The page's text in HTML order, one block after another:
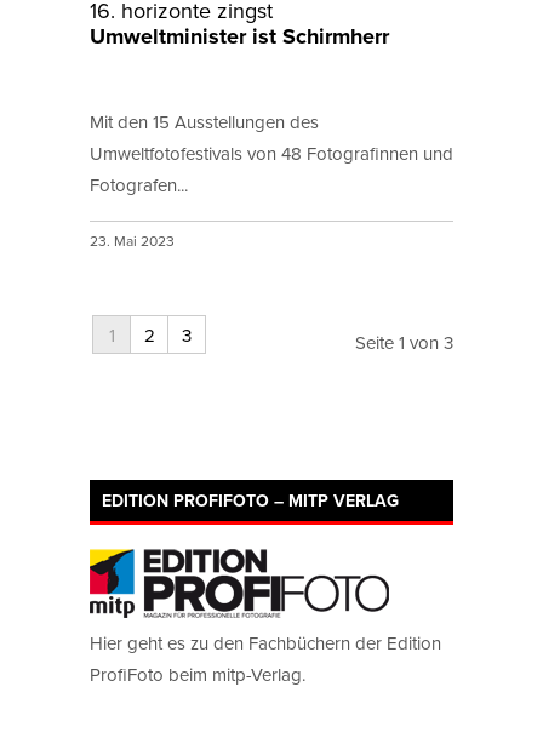
16. horizonte zingst
Umweltminister ist Schirmherr
Mit den 15 Ausstellungen des
Umweltfotofestivals von 48 Fotografinnen und
Fotografen...
23. Mai 2023
1 2 3 Seite 1 von 3
EDITION PROFIFOTO – MITP VERLAG
Hier geht es zu den Fachbüchern der Edition
ProfiFoto beim mitp-Verlag.